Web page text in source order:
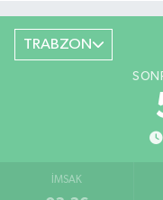
TRABZON
İMSAK